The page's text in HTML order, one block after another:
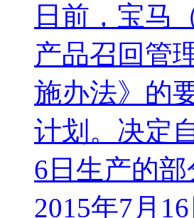
日前，宝马
产品召回管
施办法》的
计划。决定
6日生产的
2015年7月